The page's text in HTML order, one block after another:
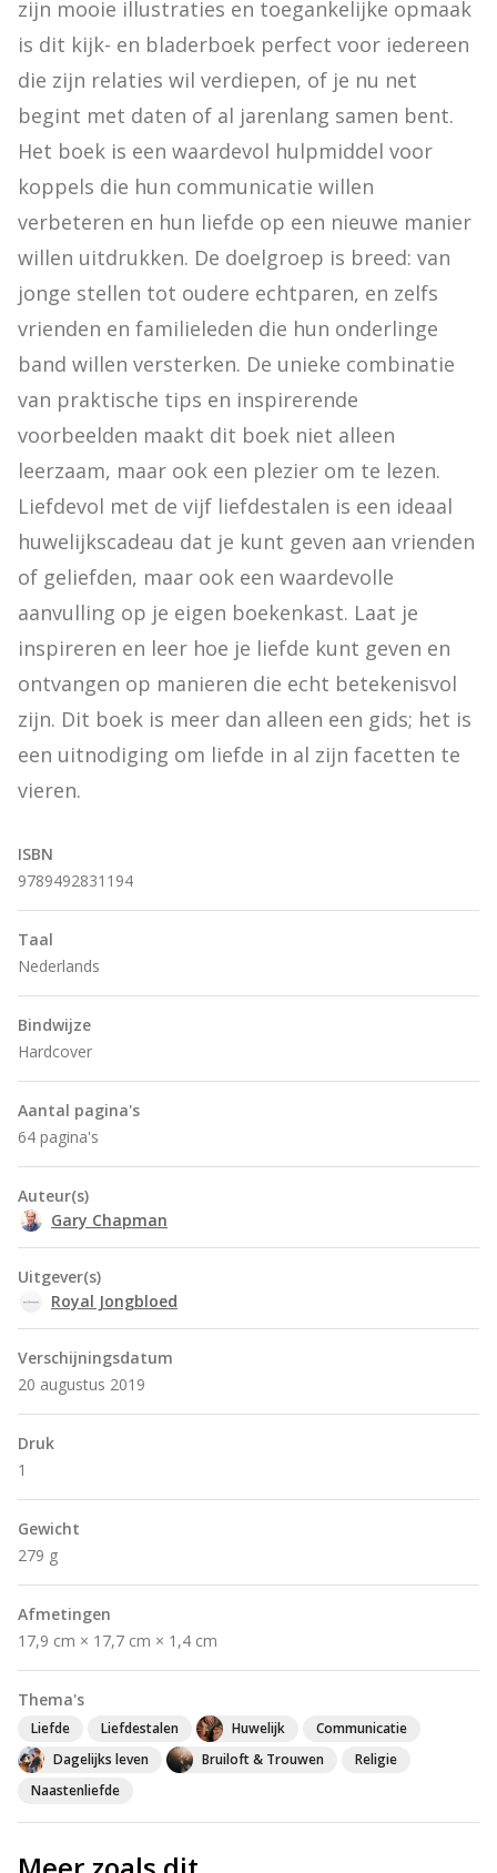
zijn mooie illustraties en toegankelijke opmaak
is dit kijk- en bladerboek perfect voor iedereen
die zijn relaties wil verdiepen, of je nu net
begint met daten of al jarenlang samen bent.
Het boek is een waardevol hulpmiddel voor
koppels die hun communicatie willen
verbeteren en hun liefde op een nieuwe manier
willen uitdrukken. De doelgroep is breed: van
jonge stellen tot oudere echtparen, en zelfs
vrienden en familieleden die hun onderlinge
band willen versterken. De unieke combinatie
van praktische tips en inspirerende
voorbeelden maakt dit boek niet alleen
leerzaam, maar ook een plezier om te lezen.
Liefdevol met de vijf liefdestalen is een ideaal
huwelijkscadeau dat je kunt geven aan vrienden
of geliefden, maar ook een waardevolle
aanvulling op je eigen boekenkast. Laat je
inspireren en leer hoe je liefde kunt geven en
ontvangen op manieren die echt betekenisvol
zijn. Dit boek is meer dan alleen een gids; het is
een uitnodiging om liefde in al zijn facetten te
vieren.
ISBN
9789492831194
Taal
Nederlands
Bindwijze
Hardcover
Aantal pagina's
64 pagina's
Auteur(s)
Gary Chapman
Uitgever(s)
Royal Jongbloed
Verschijningsdatum
20 augustus 2019
Druk
1
Gewicht
279 g
Afmetingen
17,9 cm × 17,7 cm × 1,4 cm
Thema's
Liefde Liefdestalen Huwelijk
Communicatie
Dagelijks leven
Bruiloft & Trouwen
Religie
Naastenliefde